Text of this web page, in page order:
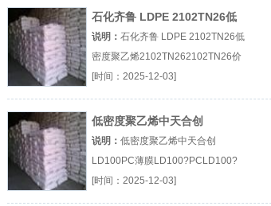
石化齐鲁 LDPE 2102TN26低
密度聚乙烯
说明： 石化齐鲁 LDPE 2102TN26低
密度聚乙烯2102TN262102TN26价
格2102TN26参数厂（...
『2102TN26』
[时间：2025-12-03]
低密度聚乙烯中天合创
LD100PC薄膜
说明： 低密度聚乙烯中天合创
LD100PC薄膜LD100?PCLD100?
PC价格LD100?PC参数厂（...
『LD100?PC』
[时间：2025-12-03]